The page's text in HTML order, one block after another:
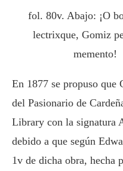
fol. 80v. Abajo: ¡O
lectrixque, Gomiz
memento!
En 1877 se propuso que
del Pasionario de
Library con la signatura
debido a que según
1v de dicha obra,